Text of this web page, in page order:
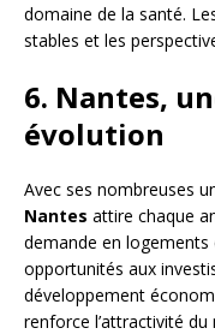
domaine de la santé.
stables et les
6. Nantes,
évolution
Avec ses nombreuses
Nantes attire chaque
demande en
opportunités aux
développement
renforce l’attractivité